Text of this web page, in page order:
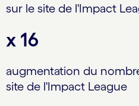
sur le site de l'Impact
x 16
augmentation du
site de l'Impact League